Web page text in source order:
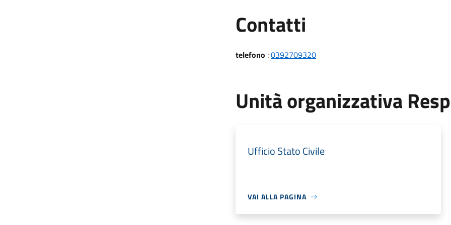
Contatti
telefono :0392709320
Unità organizzativa
Ufficio Stato Civile
VAI ALLA PAGINA